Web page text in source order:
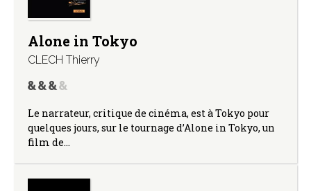
Alone in Tokyo
CLECH Thierry
Le narrateur, critique de cinéma, est à Tokyo pour
quelques jours, sur le tournage d’Alone in Tokyo, un
film de…